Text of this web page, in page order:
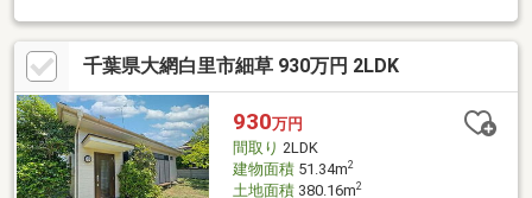
千葉県大網白里市細草 930万円 2LDK
930万円
間取り 2LDK
建物面積51.34m2
土地面積380.16m2